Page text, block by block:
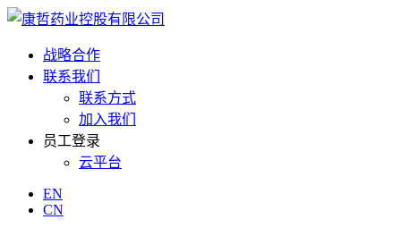
战略合作
联系我们
联系方式
加入我们
员工登录
云平台
EN
CN